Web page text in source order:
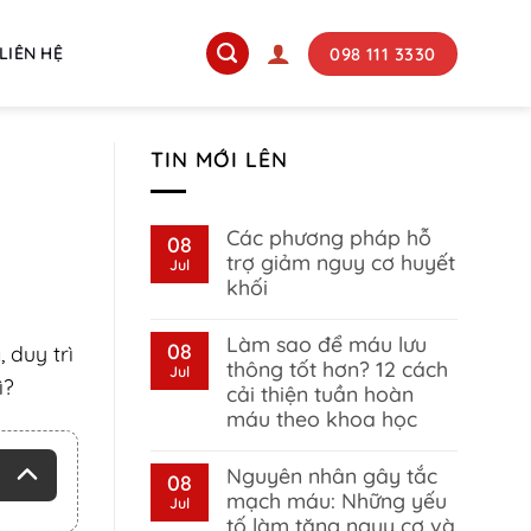
LIÊN HỆ 098 111 3330
duy trì
TIN MỚI LÊN
08
Jul
Các phương pháp hỗ
trợ giảm nguy cơ huyết
khối
on
Các
phương
pháp
hỗ
trợ
cơ
huyết
khối
08
Jul
Làm sao để máu lưu
thông tốt hơn? 12 cách
cải thiện tuần hoàn
máu theo khoa học
on
Làm
sao
để
08
Jul
Nguyên nhân gây tắc
mạch máu: Những yếu
tố làm tăng nguy cơ và